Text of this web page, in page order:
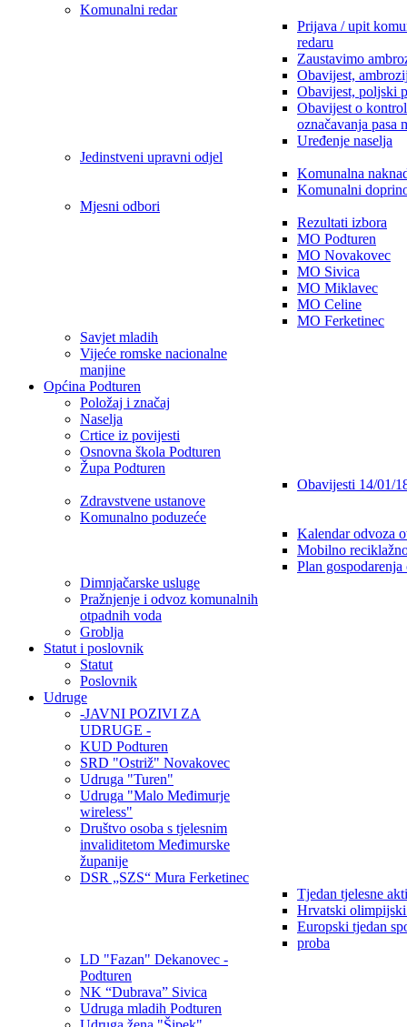
Komunalni redar
Prijava / upit
redaru
Zaustavimo
Obavijest,
Obavijest, poljski
Obavijest o
označavanja pasa
Uređenje naselja
Jedinstveni upravni odjel
Komunalna
Komunalni
Mjesni odbori
Rezultati izbora
MO Podturen
MO Novakovec
MO Sivica
MO Miklavec
MO Celine
MO Ferketinec
Savjet mladih
Vijeće romske nacionalne
manjine
Općina Podturen
Položaj i značaj
Naselja
Crtice iz povijesti
Osnovna škola Podturen
Župa Podturen
Obavijesti 14/01/
Zdravstvene ustanove
Komunalno poduzeće
Kalendar odvoza
Mobilno
Plan gospodarenja
Dimnjačarske usluge
Pražnjenje i odvoz komunalnih
otpadnih voda
Groblja
Statut i poslovnik
Statut
Poslovnik
Udruge
-JAVNI POZIVI ZA
UDRUGE -
KUD Podturen
SRD "Ostriž" Novakovec
Udruga "Turen"
Udruga "Malo Međimurje
wireless"
Društvo osoba s tjelesnim
invaliditetom Međimurske
županije
DSR „SZS“ Mura Ferketinec
Tjedan tjelesne
Hrvatski
Europski tjedan
proba
LD "Fazan" Dekanovec -
Podturen
NK “Dubrava” Sivica
Udruga mladih Podturen